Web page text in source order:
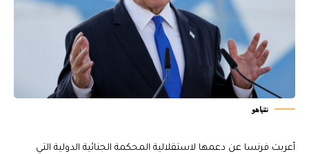
نتنياهو
أعربت فرنسا عن دعمها لاستقلالية المحكمة الجنائية الدولية التي